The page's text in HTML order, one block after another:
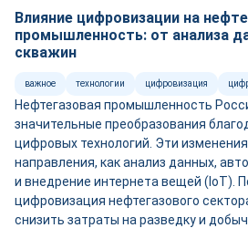
Влияние цифровизации на
промышленность: от анализа
скважин
важное технологии цифровизация
Нефтегазовая промышленность
значительные преобразования
цифровых технологий. Эти
направления, как анализ данных,
и внедрение интернета вещей (IoT).
цифровизация нефтегазового
снизить затраты на разведку и